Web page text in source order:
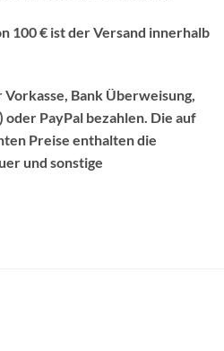
100 € ist der Versand innerhalb
Bank Überweisung,
PayPal bezahlen. Die auf
Preise enthalten die
und sonstige